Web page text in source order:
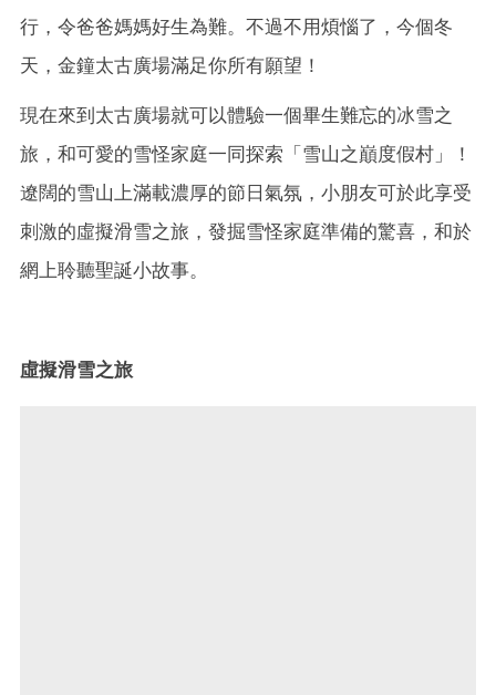
行，令爸爸媽媽好生為難。不過不用煩惱了，今個冬
天，金鐘太古廣場滿足你所有願望！
現在來到太古廣場就可以體驗一個畢生難忘的冰雪之
旅，和可愛的雪怪家庭一同探索「雪山之巔度假村」！
遼闊的雪山上滿載濃厚的節日氣氛，小朋友可於此享受
刺激的虛擬滑雪之旅，發掘雪怪家庭準備的驚喜，和於
網上聆聽聖誕小故事。
虛擬滑雪之旅